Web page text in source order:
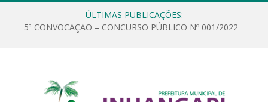
ÚLTIMAS PUBLICAÇÕES:
5ª CONVOCAÇÃO – CONCURSO PÚBLICO Nº 001/2022